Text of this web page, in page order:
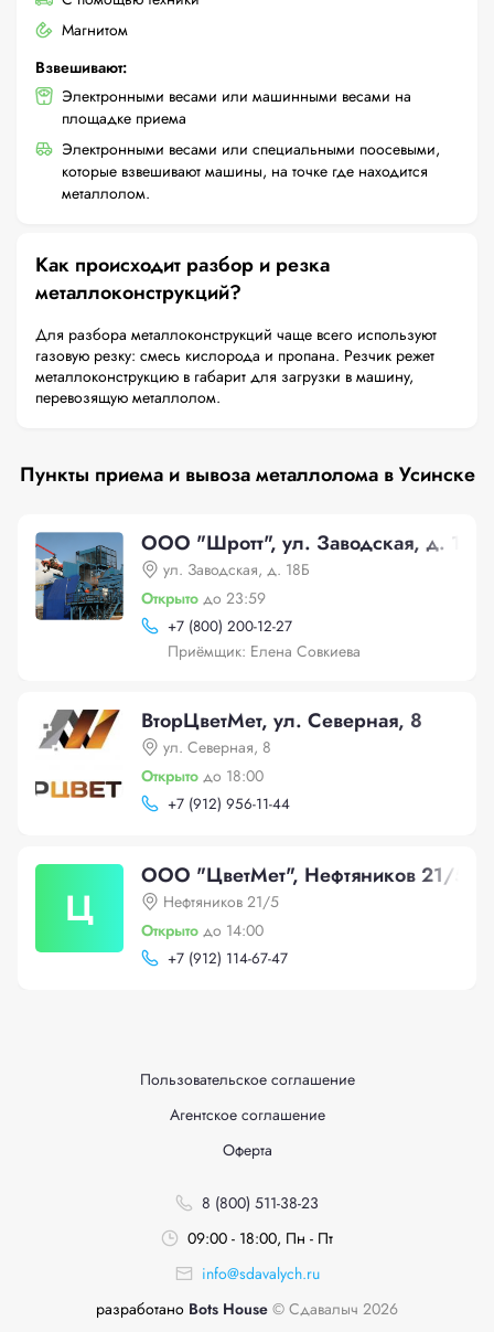
Магнитом
Взвешивают:
Электронными весами или машинными весами на
площадке приема
Электронными весами или специальными поосевыми,
которые взвешивают машины, на точке где находится
металлолом.
Как происходит разбор и резка
металлоконструкций?
Для разбора металлоконструкций чаще всего используют
газовую резку: смесь кислорода и пропана. Резчик режет
металлоконструкцию в габарит для загрузки в машину,
перевозящую металлолом.
Пункты приема и вывоза металлолома в Усинске
ООО "Шротт", ул. Заводская, д. 18Б
ул. Заводская, д. 18Б
Открыто до 23:59
+7 (800) 200-12-27
Приёмщик: Елена Совкиева
ВторЦветМет, ул. Северная, 8
ул. Северная, 8
Открыто до 18:00
+7 (912) 956-11-44
Ц
ООО "ЦветМет", Нефтяников 21/5
Нефтяников 21/5
Открыто до 14:00
+7 (912) 114-67-47
Пользовательское соглашение
Агентское соглашение
Оферта
8 (800) 511-38-23
09:00 - 18:00, Пн - Пт
info@sdavalych.ru
разработано Bots House © Сдавалыч 2026